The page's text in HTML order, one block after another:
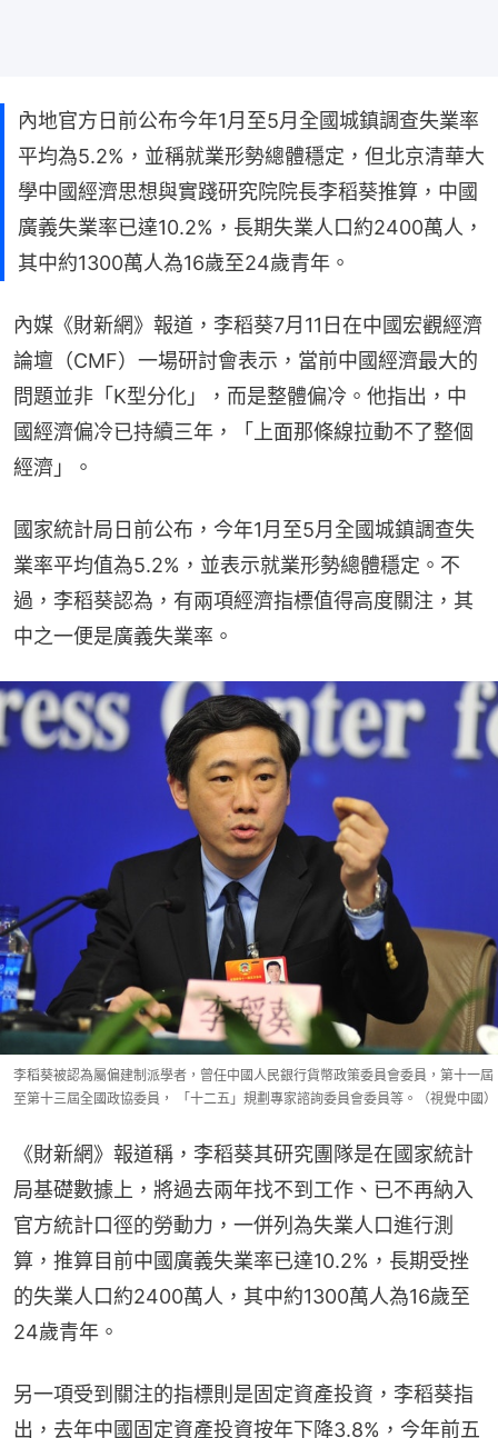
內地官方日前公布今年1月至5月全國城鎮調查失業率
平均為5.2%，並稱就業形勢總體穩定，但北京清華大
學中國經濟思想與實踐研究院院長李稻葵推算，中國
廣義失業率已達10.2%，長期失業人口約2400萬人，
其中約1300萬人為16歲至24歲青年。
內媒《財新網》報道，李稻葵7月11日在中國宏觀經濟
論壇（CMF）一場研討會表示，當前中國經濟最大的
問題並非「K型分化」，而是整體偏冷。他指出，中
國經濟偏冷已持續三年，「上面那條線拉動不了整個
經濟」。
國家統計局日前公布，今年1月至5月全國城鎮調查失
業率平均值為5.2%，並表示就業形勢總體穩定。不
過，李稻葵認為，有兩項經濟指標值得高度關注，其
中之一便是廣義失業率。
李稻葵被認為屬偏建制派學者，曾任中國人民銀行貨幣政策委員會委員，第十一屆
至第十三屆全國政協委員， 「十二五」規劃專家諮詢委員會委員等。（視覺中國）
《財新網》報道稱，李稻葵其研究團隊是在國家統計
局基礎數據上，將過去兩年找不到工作、已不再納入
官方統計口徑的勞動力，一併列為失業人口進行測
算，推算目前中國廣義失業率已達10.2%，長期受挫
的失業人口約2400萬人，其中約1300萬人為16歲至
24歲青年。
另一項受到關注的指標則是固定資產投資，李稻葵指
出，去年中國固定資產投資按年下降3.8%，今年前五